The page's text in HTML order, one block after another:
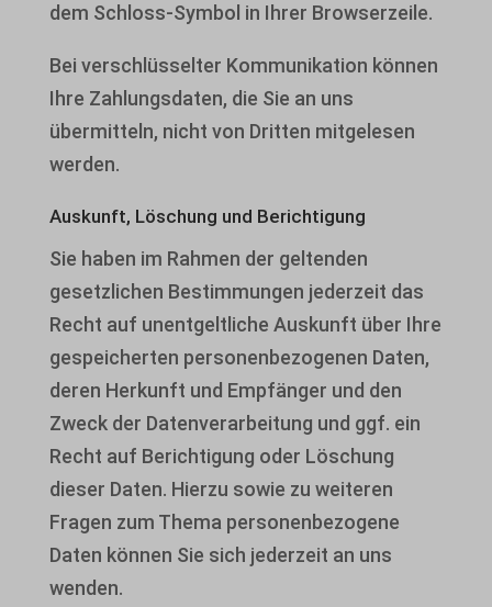
dem Schloss-Symbol in Ihrer Browserzeile.
Bei verschlüsselter Kommunikation können
Ihre Zahlungsdaten, die Sie an uns
übermitteln, nicht von Dritten mitgelesen
werden.
Auskunft, Löschung und Berichtigung
Sie haben im Rahmen der geltenden
gesetzlichen Bestimmungen jederzeit das
Recht auf unentgeltliche Auskunft über Ihre
gespeicherten personenbezogenen Daten,
deren Herkunft und Empfänger und den
Zweck der Datenverarbeitung und ggf. ein
Recht auf Berichtigung oder Löschung
dieser Daten. Hierzu sowie zu weiteren
Fragen zum Thema personenbezogene
Daten können Sie sich jederzeit an uns
wenden.